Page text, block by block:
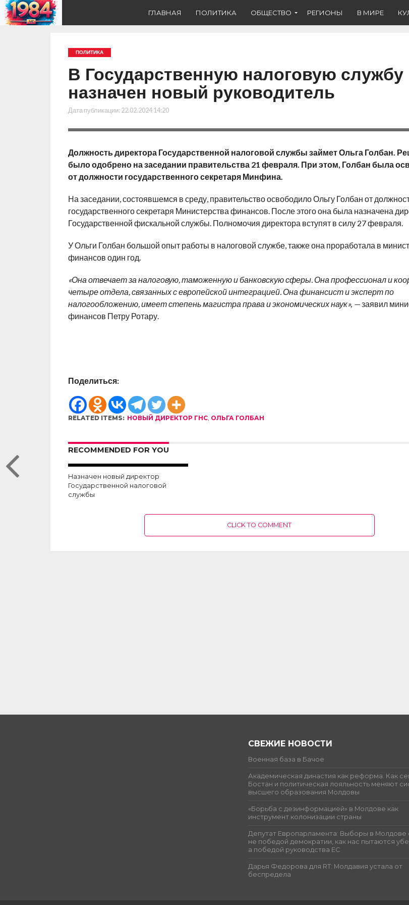
ГЛАВНАЯ ПОЛИТИКА ОБЩЕСТВО РЕГИОНЫ В МИРЕ
ПОЛИТИКА
В Государственную налоговую службу
назначен новый руководитель
Дата публикации: 22.02.2024 14:20
Должность директора Государственной налоговой службы займет Ольга Голбан.
было одобрено на заседании правительства 21 февраля. При этом, Голбан была
от должности государственного секретаря Минфина.
На заседании, состоявшемся в среду, правительство освободило Ольгу Голбан от
государственного секретаря Министерства финансов. После этого она была назначена
Государственной фискальной службы. Полномочия директора вступят в силу 27 февраля.
У Ольги Голбан большой опыт работы в налоговой службе, также она проработала в
финансов один год.
«Она отвечает за налоговую, таможенную и банковскую сферы. Она профессионал и
четыре отдела, связанных с европейской интеграцией. Она финансист и эксперт по
налогообложению, имеет степень магистра права и экономических наук», —заявил
финансов Петру Ротару.
Поделиться:
RELATED ITEMS: НОВЫЙ ДИРЕКТОР ГНС, ОЛЬГА ГОЛБАН
RECOMMENDED FOR YOU
Назначен новый директор
Государственной налоговой
службы
CLICK TO COMMENT
СВЕЖИЕ НОВОСТИ
Военная база в Бачое
Академическая династия как реформа. Как
Бостан и политическая лояльность меняют
высшего образования Молдовы
«Борьба с дезинформацией» в Молдове как
инструмент колонизации страны
Депутат Европарламента: Выборы в Молдове
не победой демократии, как нас пытаются
а победой руководства ЕС
Дарья Федорова для RT: Молдавия устала от
беспредела